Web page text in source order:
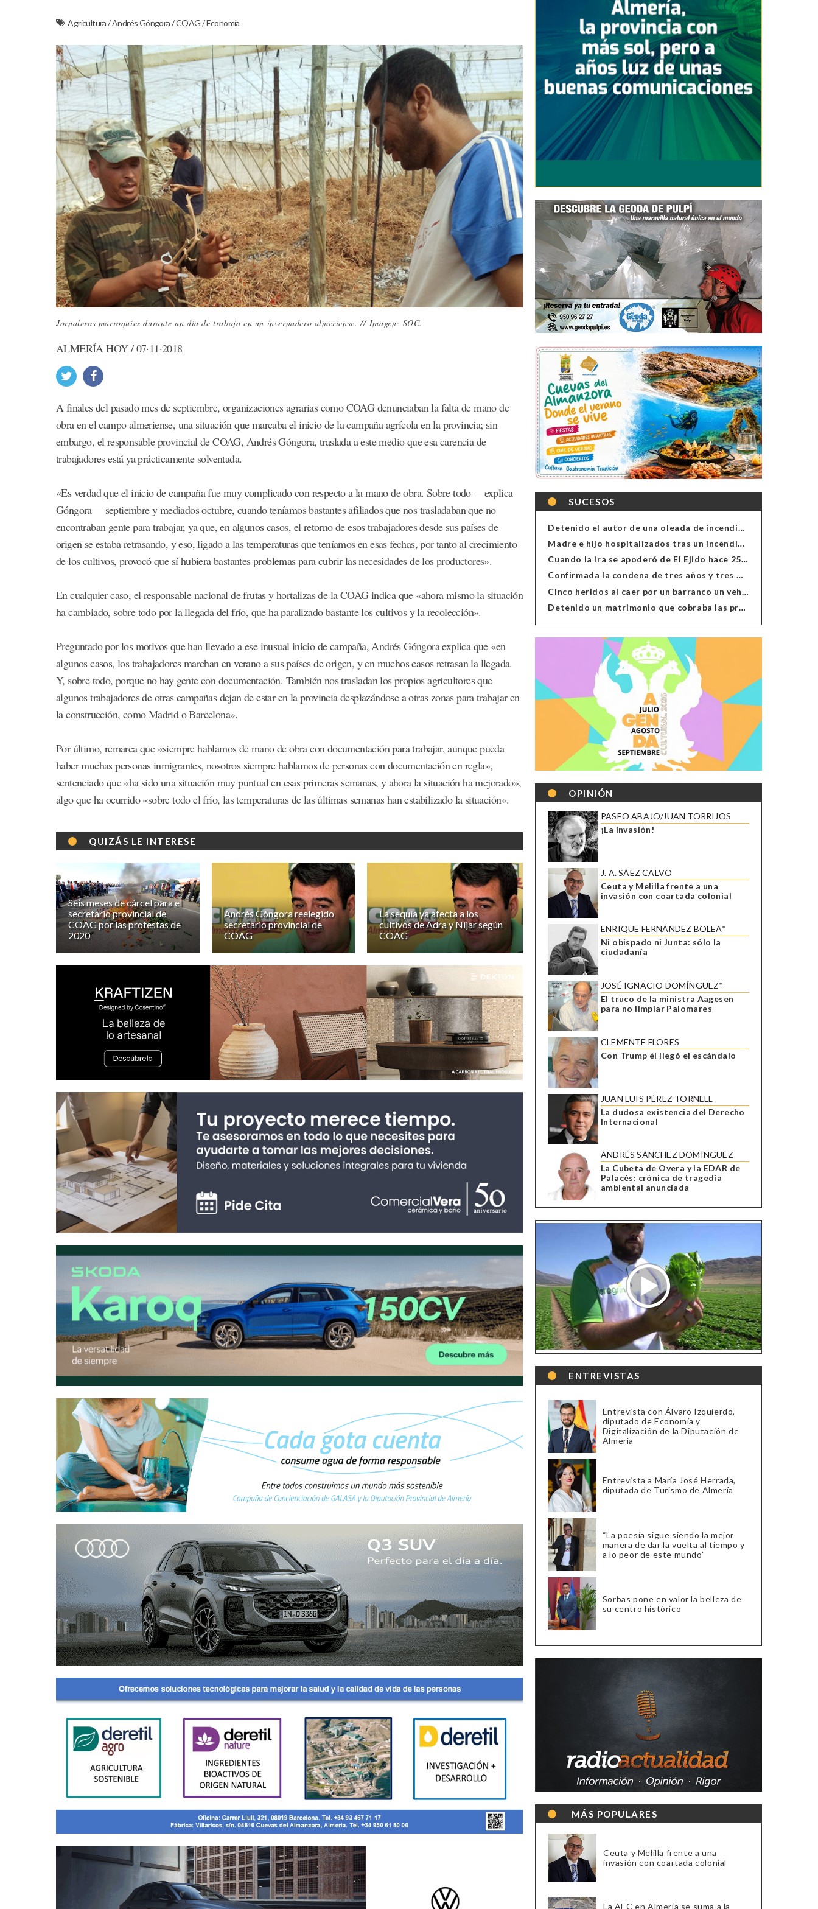
Agricultura/Andrés Góngora/COAG/Economía
Jornaleros marroquíes durante un día de trabajo en un invernadero almeriense. // Imagen: SOC.
ALMERÍA HOY / 07·11·2018
A finales del pasado mes de septiembre, organizaciones agrarias como COAG denunciaban la falta de mano de
obra en el campo almeriense, una situación que marcaba el inicio de la campaña agrícola en la provincia; sin
embargo, el responsable provincial de COAG, Andrés Góngora, traslada a este medio que esa carencia de
trabajadores está ya prácticamente solventada.
«Es verdad que el inicio de campaña fue muy complicado con respecto a la mano de obra. Sobre todo —explica
Góngora— septiembre y mediados octubre, cuando teníamos bastantes afiliados que nos trasladaban que no
encontraban gente para trabajar, ya que, en algunos casos, el retorno de esos trabajadores desde sus países de
origen se estaba retrasando, y eso, ligado a las temperaturas que teníamos en esas fechas, por tanto al crecimiento
de los cultivos, provocó que sí hubiera bastantes problemas para cubrir las necesidades de los productores».
En cualquier caso, el responsable nacional de frutas y hortalizas de la COAG indica que «ahora mismo la situación
ha cambiado, sobre todo por la llegada del frío, que ha paralizado bastante los cultivos y la recolección».
Preguntado por los motivos que han llevado a ese inusual inicio de campaña, Andrés Góngora explica que «en
algunos casos, los trabajadores marchan en verano a sus países de origen, y en muchos casos retrasan la llegada.
Y, sobre todo, porque no hay gente con documentación. También nos trasladan los propios agricultores que
algunos trabajadores de otras campañas dejan de estar en la provincia desplazándose a otras zonas para trabajar en
la construcción, como Madrid o Barcelona».
Por último, remarca que «siempre hablamos de mano de obra con documentación para trabajar, aunque pueda
haber muchas personas inmigrantes, nosotros siempre hablamos de personas con documentación en regla»,
sentenciado que «ha sido una situación muy puntual en esas primeras semanas, y ahora la situación ha mejorado»,
algo que ha ocurrido «sobre todo el frío, las temperaturas de las últimas semanas han estabilizado la situación».
QUIZÁS LE INTERESE
Seis meses de cárcel para el
secretario provincial de
COAG por las protestas de
2020
Andrés Góngora reelegido
secretario provincial de
COAG
La sequía ya afecta a los
cultivos de Adra y Níjar según
COAG
SUCESOS
Detenido el autor de una oleada de incendios de contenedores en Almería
Madre e hijo hospitalizados tras un incendio en la cocina de una vivienda en Almería
Cuando la ira se apoderó de El Ejido hace 25 años
Confirmada la condena de tres años y tres meses al hombre de Antas acusado de xenofobia
Cinco heridos al caer por un barranco un vehículo en Alcolea
Detenido un matrimonio que cobraba las prestaciones de ilegales en Almería, Granada, Málaga, Huelva y Murcia
OPINIÓN
PASEO ABAJO/JUAN TORRIJOS
¡La invasión!
J. A. SÁEZ CALVO
Ceuta y Melilla frente a una
invasión con coartada colonial
ENRIQUE FERNÁNDEZ BOLEA*
Ni obispado ni Junta: sólo la
ciudadanía
JOSÉ IGNACIO DOMÍNGUEZ*
El truco de la ministra Aagesen
para no limpiar Palomares
CLEMENTE FLORES
Con Trump él llegó el escándalo
JUAN LUIS PÉREZ TORNELL
La dudosa existencia del Derecho
Internacional
ANDRÉS SÁNCHEZ DOMÍNGUEZ
La Cubeta de Overa y la EDAR de
Palacés: crónica de tragedia
ambiental anunciada
ENTREVISTAS
Entrevista con Álvaro Izquierdo,
diputado de Economía y
Digitalización de la Diputación de
Almería
Entrevista a María José Herrada,
diputada de Turismo de Almería
“La poesía sigue siendo la mejor
manera de dar la vuelta al tiempo y
a lo peor de este mundo”
Sorbas pone en valor la belleza de
su centro histórico
MÁS POPULARES
Ceuta y Melilla frente a una
invasión con coartada colonial
La AEC en Almería se suma a la